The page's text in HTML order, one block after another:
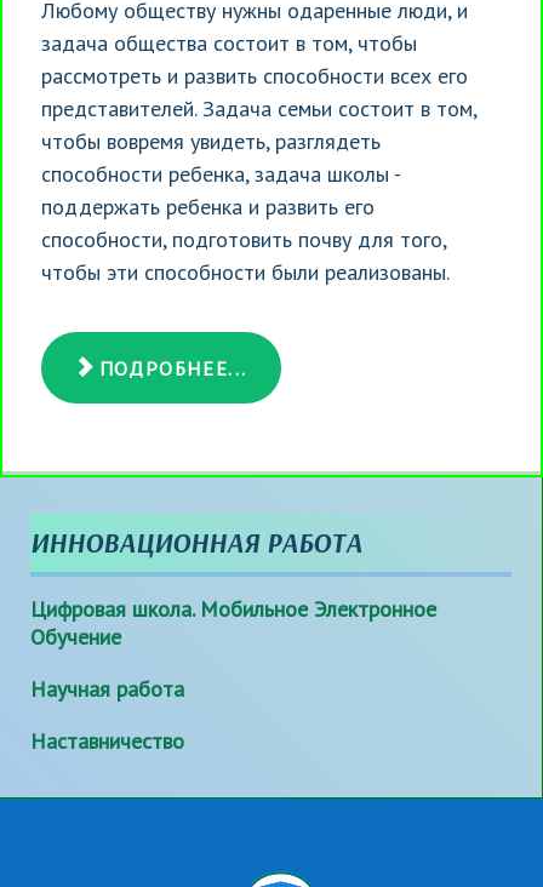
Любому обществу нужны одаренные люди, и
задача общества состоит в том, чтобы
рассмотреть и развить способности всех его
представителей. Задача семьи состоит в том,
чтобы вовремя увидеть, разглядеть
способности ребенка, задача школы -
поддержать ребенка и развить его
способности, подготовить почву для того,
чтобы эти способности были реализованы.
ПОДРОБНЕЕ...
ИННОВАЦИОННАЯ РАБОТА
Цифровая школа. Мобильное Электронное
Обучение
Научная работа
Наставничество